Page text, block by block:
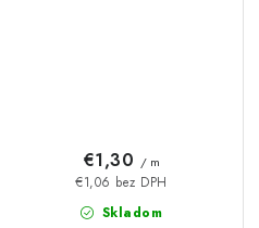
Skladom
€1,06 bez DPH
€1,30 / m